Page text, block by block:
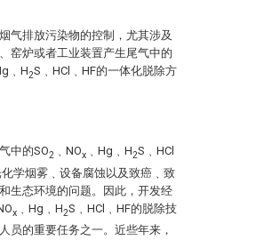
气排放污染物的控制，尤其涉及
窑炉或者工业装置产生尾气中的
2S﹑HCl﹑HF的一体化脱除方
中的SO2 ﹑NOx ﹑Hg﹑H2S﹑HCl
化学烟雾﹑设备腐蚀以及致癌﹑致
生态环境的问题。因此，开发经
x ﹑Hg﹑H2S﹑HCl﹑HF的脱除技
员的重要任务之一。近些年来，